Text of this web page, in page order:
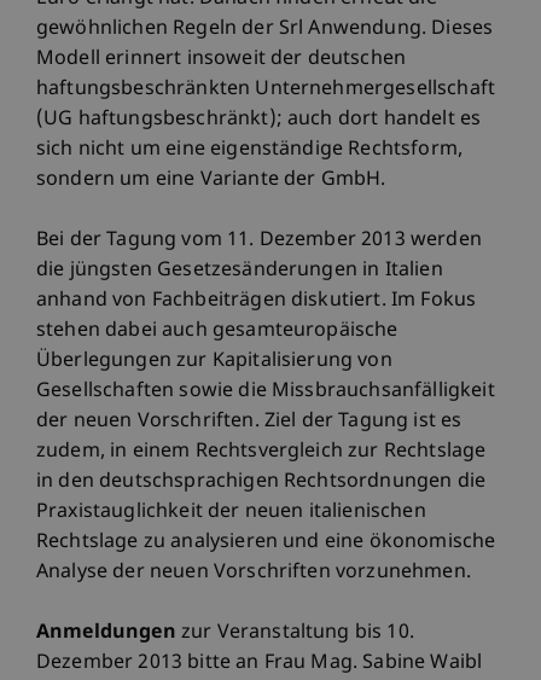
gewöhnlichen Regeln der Srl Anwendung. Dieses
Modell erinnert insoweit der deutschen
haftungsbeschränkten Unternehmergesellschaft
(UG haftungsbeschränkt); auch dort handelt es
sich nicht um eine eigenständige Rechtsform,
sondern um eine Variante der GmbH.
Bei der Tagung vom 11. Dezember 2013 werden
die jüngsten Gesetzesänderungen in Italien
anhand von Fachbeiträgen diskutiert. Im Fokus
stehen dabei auch gesamteuropäische
Überlegungen zur Kapitalisierung von
Gesellschaften sowie die Missbrauchsanfälligkeit
der neuen Vorschriften. Ziel der Tagung ist es
zudem, in einem Rechtsvergleich zur Rechtslage
in den deutschsprachigen Rechtsordnungen die
Praxistauglichkeit der neuen italienischen
Rechtslage zu analysieren und eine ökonomische
Analyse der neuen Vorschriften vorzunehmen.
Anmeldungen zur Veranstaltung bis 10.
Dezember 2013 bitte an Frau Mag. Sabine Waibl